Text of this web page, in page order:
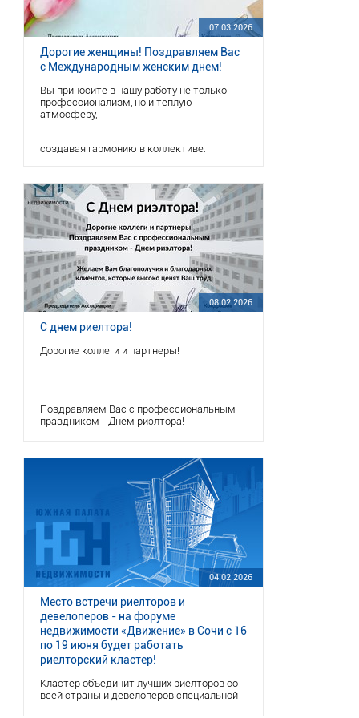
рынка недвижимости в России. В 2026
году мероприятие также отмечает 20-
летний юбилей, что подчеркивает его
значимость и устойчивую роль в
формировании отраслевой повестки.
ул. Большая Садовая, 121
Тайминг: 150 минут (включая перерыв)
Участие бесплатное, по предварительной
Количество мест ограничено!
07.03.2026
Дорогие женщины! Поздравляем Вас
с Международным женским днем!
Вы приносите в нашу работу не только
профессионализм, но и теплую
атмосферу,
создавая гармонию в коллективе.
Желаем Вам чтобы каждый день
приносил радость и новые возможности!
08.02.2026
С днем риелтора!
Дорогие коллеги и партнеры!
Поздравляем Вас с профессиональным
праздником - Днем риэлтора!
Желаем Вам благополучия и благодарных
клиентов, которые высоко ценят Ваш
04.02.2026
Место встречи риелторов и
девелоперов - на форуме
недвижимости «Движение» в Сочи с 16
по 19 июня будет работать
риелторский кластер!
Кластер объединит лучших риелторов со
всей страны и девелоперов специальной